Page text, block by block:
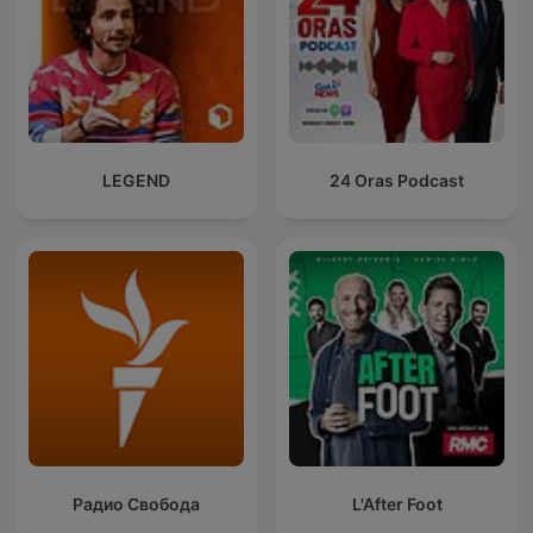
LEGEND 24 Oras Podcast
Радио Свобода L'After Foot